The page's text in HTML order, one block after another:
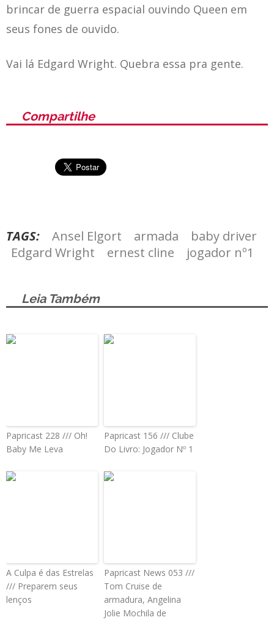
brincar de guerra espacial ouvindo Queen em
seus fones de ouvido.
Vai lá Edgard Wright. Quebra essa pra gente.
Compartilhe
TAGS: Ansel Elgort armada
baby driver
Edgard Wright
ernest cline jogador nº1
Leia Também
Papricast 228 /// Oh!
Baby Me Leva
Papricast 156 /// Clube
Do Livro: Jogador Nº 1
A Culpa é das Estrelas
/// Preparem seus
lenços
Papricast News 053 ///
Tom Cruise de
armadura, Angelina
Jolie Mochila de